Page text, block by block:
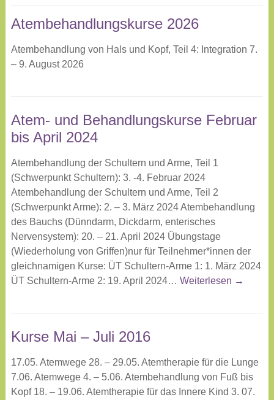
Atembehandlungskurse 2026
Atembehandlung von Hals und Kopf, Teil 4: Integration 7.
– 9. August 2026
Atem- und Behandlungskurse Februar
bis April 2024
Atembehandlung der Schultern und Arme, Teil 1
(Schwerpunkt Schultern): 3. -4. Februar 2024
Atembehandlung der Schultern und Arme, Teil 2
(Schwerpunkt Arme): 2. – 3. März 2024 Atembehandlung
des Bauchs (Dünndarm, Dickdarm, enterisches
Nervensystem): 20. – 21. April 2024 Übungstage
(Wiederholung von Griffen)nur für Teilnehmer*innen der
gleichnamigen Kurse: ÜT Schultern-Arme 1: 1. März 2024
ÜT Schultern-Arme 2: 19. April 2024… Weiterlesen →
Kurse Mai – Juli 2016
17.05. Atemwege 28. – 29.05. Atemtherapie für die Lunge
7.06. Atemwege 4. – 5.06. Atembehandlung von Fuß bis
Kopf 18. – 19.06. Atemtherapie für das Innere Kind 3. 07.